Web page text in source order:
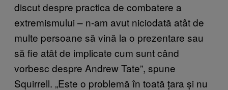
discut despre practica de combatere a
extremismului – n-am avut niciodată atât de
multe persoane să vină la o prezentare sau
să fie atât de implicate cum sunt când
vorbesc despre Andrew Tate”, spune
Squirrell. „Este o problemă în toată țara și nu